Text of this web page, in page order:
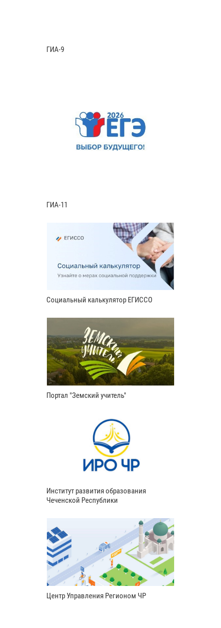
ГИА-9
ГИА-11
Социальный калькулятор ЕГИССО
Портал "Земский учитель"
Институт развития образования
Чеченской Республики
Центр Управления Регионом ЧР